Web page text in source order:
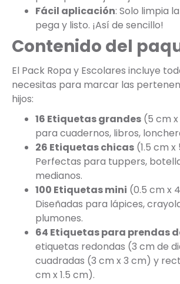
Fácil aplicación: Solo limpia
pega y listo. ¡Así de sencillo!
Contenido del
El Pack Ropa y Escolares incluye
necesitas para marcar las
hijos:
16 Etiquetas grandes (5 cm
para cuadernos, libros,
26 Etiquetas chicas (1.5 cm
Perfectas para tuppers,
medianos.
100 Etiquetas mini (0.5 cm x
Diseñadas para lápices,
plumones.
64 Etiquetas para prendas
etiquetas redondas (3 cm de
cuadradas (3 cm x 3 cm) y
cm x 1.5 cm).